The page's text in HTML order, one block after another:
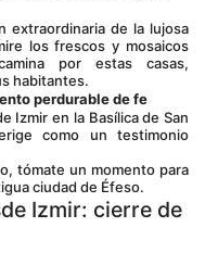
los frescos y mosaicos
por estas casas,
habitantes.
perdurable de fe
como un testimonio
ciudad de Éfeso.
Izmir: cierre de